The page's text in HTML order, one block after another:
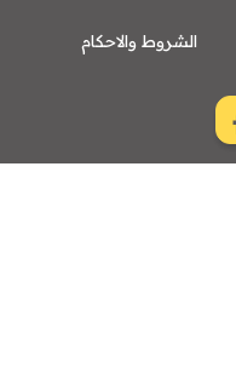
الشروط والاحكام